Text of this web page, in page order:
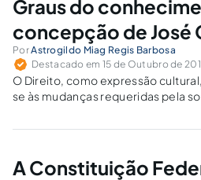
Graus do
concepção de José
PorAstrogildo Miag Regis Barbosa
Destacado em 15 de Outubro de
O Direito, como expressão
se às mudanças requeridas pela
científico; estudá-lo é trabalho
A Constituição